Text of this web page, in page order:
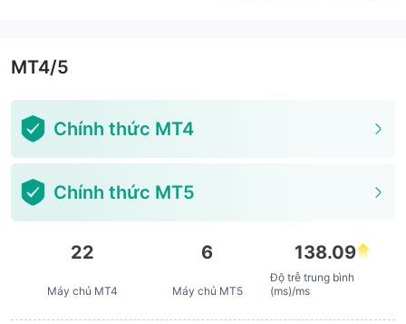
MT4/5
Chính thức MT4
Chính thức MT5
22
Máy chủ MT4
6
Máy chủ MT5
138.09
Độ trễ trung bình
(ms)/ms